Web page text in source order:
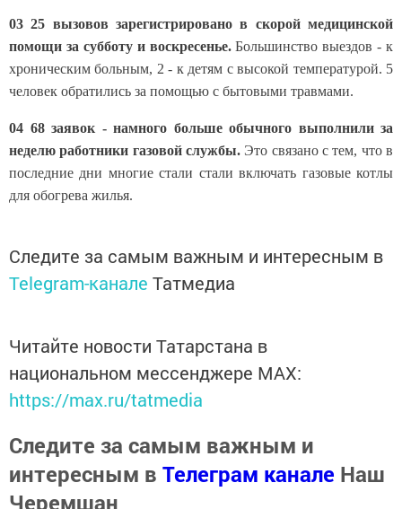
03 25 вызовов зарегистрировано в скорой медицинской
помощи за субботу и воскресенье.Большинство выездов - к
хроническим больным, 2 - к детям с высокой температурой. 5
человек обратились за помощью с бытовыми травмами.
04 68 заявок - намного больше обычного выполнили за
неделю работники газовой службы. Это связано с тем, что в
последние дни многие стали стали включать газовые котлы
для обогрева жилья.
Следите за самым важным и интересным в
Telegram-канале Татмедиа
Читайте новости Татарстана в
национальном мессенджере MАХ:
https://max.ru/tatmedia
Следите за самым важным и
интересным в Телеграм канале Наш
Черемшан